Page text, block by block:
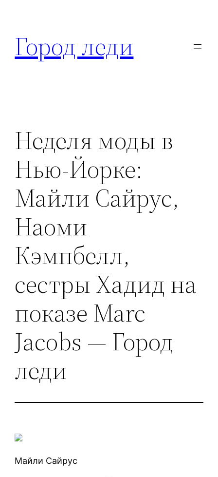
содержимому
Город леди
Неделя моды в
Нью-Йорке:
Майли Сайрус,
Наоми
Кэмпбелл,
сестры Хадид на
показе Marc
Jacobs — Город
леди
Майли Сайрус